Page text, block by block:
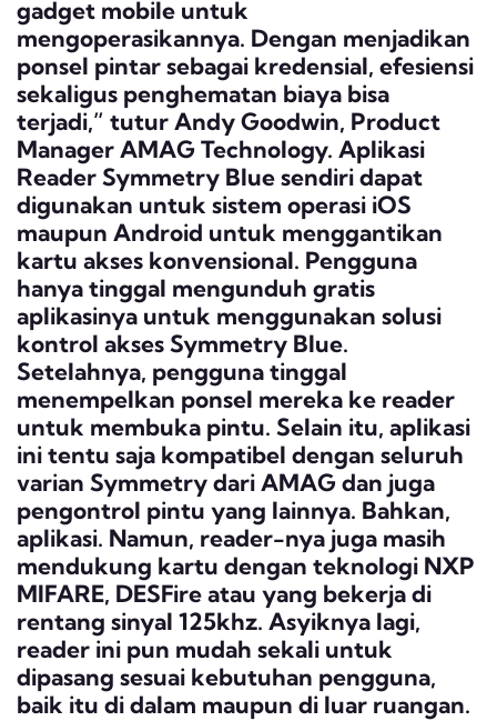
gadget mobile untuk
mengoperasikannya. Dengan menjadikan
ponsel pintar sebagai kredensial, efesiensi
sekaligus penghematan biaya bisa
terjadi,” tutur Andy Goodwin, Product
Manager AMAG Technology. Aplikasi
Reader Symmetry Blue sendiri dapat
digunakan untuk sistem operasi iOS
maupun Android untuk menggantikan
kartu akses konvensional. Pengguna
hanya tinggal mengunduh gratis
aplikasinya untuk menggunakan solusi
kontrol akses Symmetry Blue.
Setelahnya, pengguna tinggal
menempelkan ponsel mereka ke reader
untuk membuka pintu. Selain itu, aplikasi
ini tentu saja kompatibel dengan seluruh
varian Symmetry dari AMAG dan juga
pengontrol pintu yang lainnya. Bahkan,
aplikasi. Namun, reader-nya juga masih
mendukung kartu dengan teknologi NXP
MIFARE, DESFire atau yang bekerja di
rentang sinyal 125khz. Asyiknya lagi,
reader ini pun mudah sekali untuk
dipasang sesuai kebutuhan pengguna,
baik itu di dalam maupun di luar ruangan.